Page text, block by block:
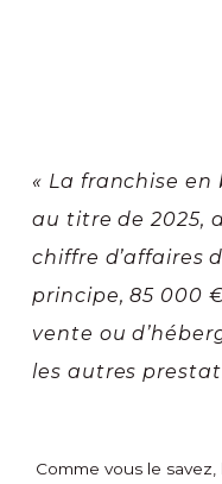
« La franchise en
au titre de 2025,
chiffre d’affaires
principe, 85 000
vente ou
les autres
Comme vous le